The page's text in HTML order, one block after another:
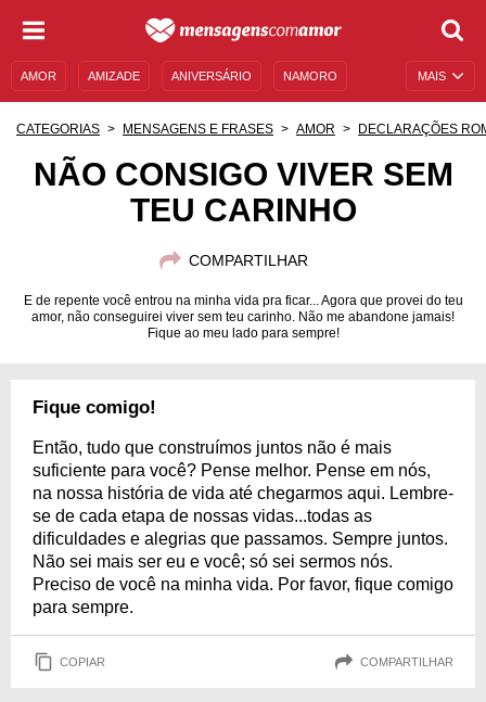
MAIS
AMOR AMIZADE ANIVERSÁRIO NAMORO
UNIVERSO FEMININO
MENSAGENS E FRASES MENSAGENS DE ANIVERSÁRIO
CATEGORIAS MENSAGENS E FRASES AMOR DECLARAÇÕES
NÃO CONSIGO VIVER SEM
TEU CARINHO
COMPARTILHAR
E de repente você entrou na minha vida pra ficar... Agora que provei do teu
amor, não conseguirei viver sem teu carinho. Não me abandone jamais!
Fique ao meu lado para sempre!
Fique comigo!
Então, tudo que construímos juntos não é mais
suficiente para você? Pense melhor. Pense em nós,
na nossa história de vida até chegarmos aqui. Lembre-
se de cada etapa de nossas vidas...todas as
dificuldades e alegrias que passamos. Sempre juntos.
Não sei mais ser eu e você; só sei sermos nós.
Preciso de você na minha vida. Por favor, fique comigo
para sempre.
COPIAR COMPARTILHAR